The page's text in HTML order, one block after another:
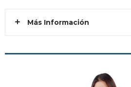
Más Información